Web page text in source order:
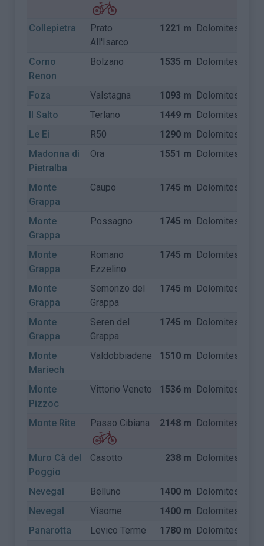
Collepietra
Prato
All'Isarco
1221 m Dolomites
Corno
Renon
Bolzano 1535 m Dolomites
Foza Valstagna 1093 m Dolomites
Il Salto
Terlano 1449 m Dolomites
Le Ei
R50 1290 m Dolomites
Madonna di
Pietralba
Ora 1551 m Dolomites
Monte
Grappa
Caupo 1745 m Dolomites
Monte
Grappa
Possagno 1745 m Dolomites
Monte
Grappa
Romano
Ezzelino
1745 m Dolomites
Monte
Grappa
Semonzo del
Grappa
1745 m Dolomites
Monte
Grappa
Seren del
Grappa
1745 m Dolomites
Monte
Mariech
Valdobbiadene 1510 m Dolomites
Monte
Pizzoc
Vittorio Veneto 1536 m Dolomites
Monte Rite Passo Cibiana 2148 m Dolomites
Muro Cà del
Poggio
Casotto 238 m Dolomites
Nevegal Belluno 1400 m Dolomites
Nevegal
Visome 1400 m Dolomites
Panarotta
Levico Terme 1780 m Dolomites